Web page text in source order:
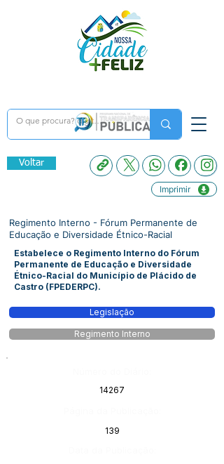
Voltar
Imprimir
Regimento Interno - Fórum Permanente de
Educação e Diversidade Étnico-Racial
Estabelece o Regimento Interno do Fórum
Permanente de Educação e Diversidade
Étnico-Racial do Município de Plácido de
Castro (FPEDERPC).
Legislação
Regimento Interno
14267
139